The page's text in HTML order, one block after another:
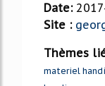
Date:
Site :
Thèmes
materiel